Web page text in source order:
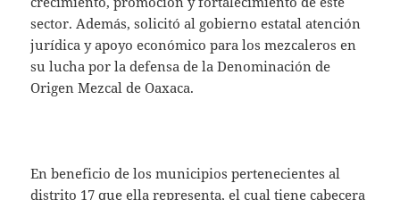
sector. Además, solicitó al gobierno estatal atención
jurídica y apoyo económico para los mezcaleros en
su lucha por la defensa de la Denominación de
Origen Mezcal de Oaxaca.
En beneficio de los municipios pertenecientes al
distrito 17 que ella representa, el cual tiene cabecera